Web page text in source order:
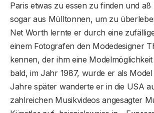
Paris etwas zu essen zu finden und
sogar aus Mülltonnen, um zu
Net Worth lernte er durch eine
einem Fotografen den Modedesigner
kennen, der ihm eine
bald, im Jahr 1987, wurde er als
Jahre später wanderte er in die USA
zahlreichen Musikvideos angesagter